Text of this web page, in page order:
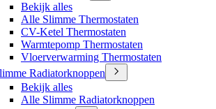
Bekijk alles
Alle Slimme Thermostaten
CV-Ketel Thermostaten
Warmtepomp Thermostaten
Vloerverwarming Thermostaten
Radiatorknoppen
Bekijk alles
Alle Slimme Radiatorknoppen